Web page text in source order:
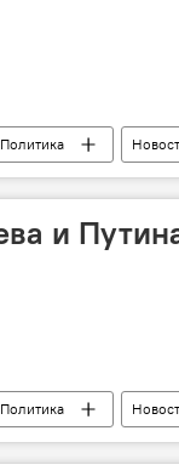
Политика
Дмитрий Песков
и
Политика